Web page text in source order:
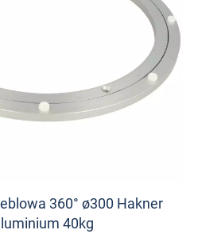
360° ø300 Hakner
40kg